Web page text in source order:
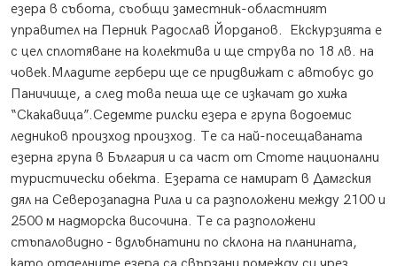
езера в събота, съобщи заместник-областният
управител на Перник Радослав Йорданов. Екскурзията е
с цел сплотяване на колектива и ще струва по 18 лв. на
човек.Младите гербери ще се придвижат с автобус до
Паничище, а след това пеша ще се изкачат до хижа
“Скакавица”.Седемте рилски езера е група водоемис
ледников произход произход. Те са най-посещаваната
езерна група в България и са част от Стоте национални
туристически обекта. Езерата се намират в Дамгския
дял на Северозападна Рила и са разположени между 2100 и
2500 м надморска височина. Те са разположени
стъпаловидно - вдлъбнатини по склона на планината,